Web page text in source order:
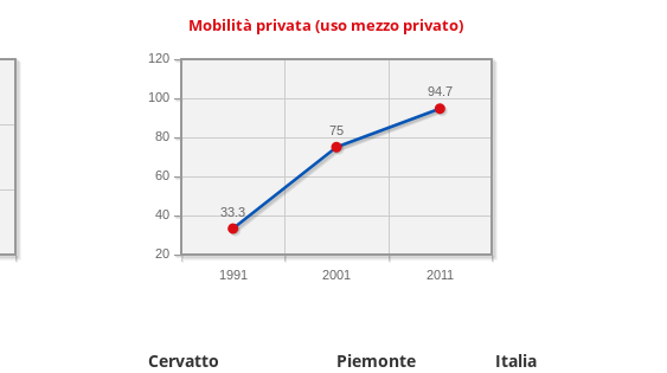
Mobilità privata (uso mezzo privato)
1991 2001 2011
20
40
60
80
100
120
94.7
75
33.3
Cervatto Piemonte Italia